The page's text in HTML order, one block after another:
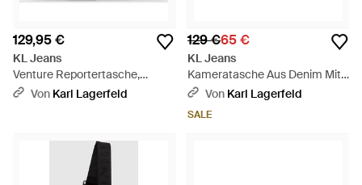
129,95 €
KL Jeans
Venture Reportertasche,
Herren, Größe - Schwarz
Von Karl Lagerfeld
129 €65 €
KL Jeans
Kameratasche Aus Denim Mit
Monogramm, Herren, Größe -
Von Karl Lagerfeld
SALE